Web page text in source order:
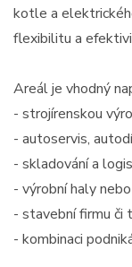
kotle a
flexibilitu a
Areál je vhodný
- strojírenskou
- autoservis,
- skladování a
- výrobní haly
- stavební firmu či
- kombinaci